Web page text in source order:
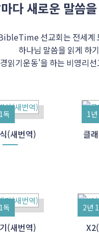
다 새로운 말씀
선교회는 전세계
하나님 말씀을 읽게 하
읽기운동'을 하는 비영리
독
(새번역)
1
클
독
(새번역)
2년